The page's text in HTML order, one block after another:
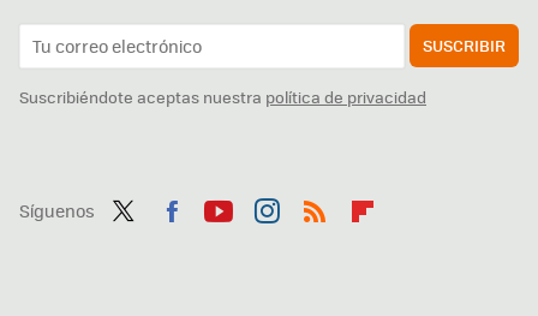
SUSCRIBIR
Suscribiéndote aceptas nuestra política de privacidad
Síguenos